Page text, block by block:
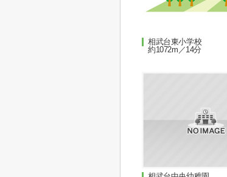
相武台東小学校
約1072m／14分